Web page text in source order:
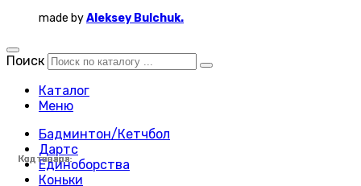
Код товара:
Код товара:
Код товара:
Код товара:
Код товара:
Код товара:
Код товара:
Код товара:
Код товара:
Код товара:
Код товара:
Код товара:
Код товара:
Код товара:
Код товара:
Код товара:
Код товара:
Код товара:
Код товара:
Код товара:
Код товара:
Код товара:
Код товара:
Код товара:
made byAleksey Bulchuk.
Поиск
Каталог
Меню
Бадминтон/Кетчбол
Дартс
Единоборства
Коньки